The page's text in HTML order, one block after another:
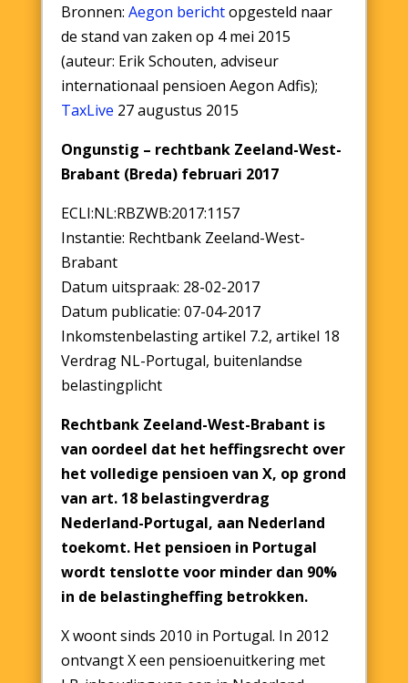
Bronnen: Aegon berichtopgesteld naar
de stand van zaken op 4 mei 2015
(auteur: Erik Schouten, adviseur
internationaal pensioen Aegon Adfis);
TaxLive 27 augustus 2015
Ongunstig – rechtbank Zeeland-West-
Brabant (Breda) februari 2017
ECLI:NL:RBZWB:2017:1157
Instantie: Rechtbank Zeeland-West-
Brabant
Datum uitspraak: 28-02-2017
Datum publicatie: 07-04-2017
Inkomstenbelasting artikel 7.2, artikel 18
Verdrag NL-Portugal, buitenlandse
belastingplicht
Rechtbank Zeeland-West-Brabant is
van oordeel dat het heffingsrecht over
het volledige pensioen van X, op grond
van art. 18 belastingverdrag
Nederland-Portugal, aan Nederland
toekomt. Het pensioen in Portugal
wordt tenslotte voor minder dan 90%
in de belastingheffing betrokken.
X woont sinds 2010 in Portugal. In 2012
ontvangt X een pensioenuitkering met